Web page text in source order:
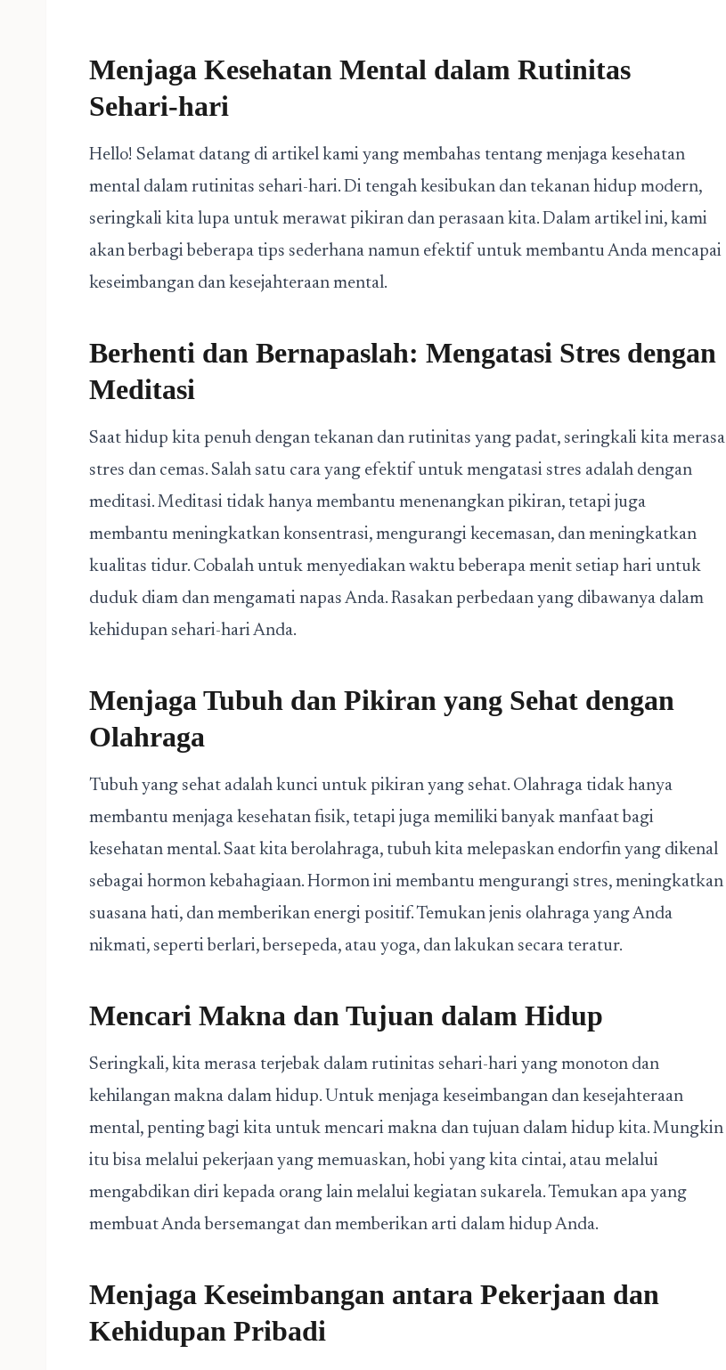
Menjaga Kesehatan Mental dalam Rutinitas
Sehari-hari
Hello! Selamat datang di artikel kami yang membahas tentang menjaga kesehatan
mental dalam rutinitas sehari-hari. Di tengah kesibukan dan tekanan hidup modern,
seringkali kita lupa untuk merawat pikiran dan perasaan kita. Dalam artikel ini, kami
akan berbagi beberapa tips sederhana namun efektif untuk membantu Anda mencapai
keseimbangan dan kesejahteraan mental.
Berhenti dan Bernapaslah: Mengatasi Stres dengan
Meditasi
Saat hidup kita penuh dengan tekanan dan rutinitas yang padat, seringkali kita merasa
stres dan cemas. Salah satu cara yang efektif untuk mengatasi stres adalah dengan
meditasi. Meditasi tidak hanya membantu menenangkan pikiran, tetapi juga
membantu meningkatkan konsentrasi, mengurangi kecemasan, dan meningkatkan
kualitas tidur. Cobalah untuk menyediakan waktu beberapa menit setiap hari untuk
duduk diam dan mengamati napas Anda. Rasakan perbedaan yang dibawanya dalam
kehidupan sehari-hari Anda.
Menjaga Tubuh dan Pikiran yang Sehat dengan
Olahraga
Tubuh yang sehat adalah kunci untuk pikiran yang sehat. Olahraga tidak hanya
membantu menjaga kesehatan fisik, tetapi juga memiliki banyak manfaat bagi
kesehatan mental. Saat kita berolahraga, tubuh kita melepaskan endorfin yang dikenal
sebagai hormon kebahagiaan. Hormon ini membantu mengurangi stres, meningkatkan
suasana hati, dan memberikan energi positif. Temukan jenis olahraga yang Anda
nikmati, seperti berlari, bersepeda, atau yoga, dan lakukan secara teratur.
Mencari Makna dan Tujuan dalam Hidup
Seringkali, kita merasa terjebak dalam rutinitas sehari-hari yang monoton dan
kehilangan makna dalam hidup. Untuk menjaga keseimbangan dan kesejahteraan
mental, penting bagi kita untuk mencari makna dan tujuan dalam hidup kita. Mungkin
itu bisa melalui pekerjaan yang memuaskan, hobi yang kita cintai, atau melalui
mengabdikan diri kepada orang lain melalui kegiatan sukarela. Temukan apa yang
membuat Anda bersemangat dan memberikan arti dalam hidup Anda.
Menjaga Keseimbangan antara Pekerjaan dan
Kehidupan Pribadi